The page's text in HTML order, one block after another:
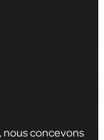
nous concevons